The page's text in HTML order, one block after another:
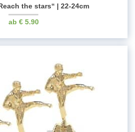
the stars“ | 22-24cm
€5.90